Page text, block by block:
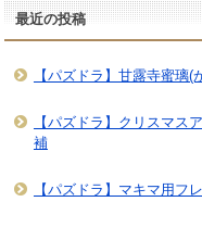
最近の投稿
【パズドラ】甘露寺蜜璃
【パズドラ】クリスマス
補
【パズドラ】マキマ用フ